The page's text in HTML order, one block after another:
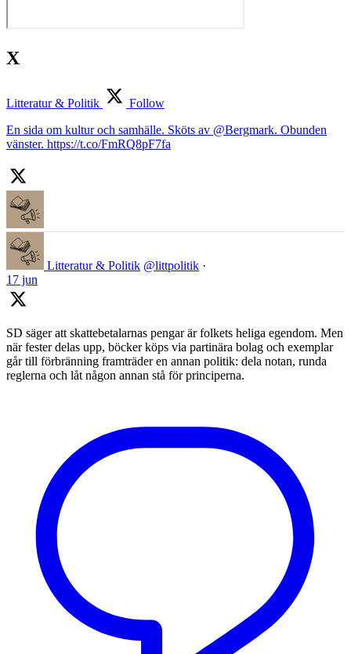
X
Litteratur & Politik
Follow
En sida om kultur och samhälle. Sköts av @Bergmark. Obunden
vänster. https://t.co/FmRQ8pF7fa
Litteratur & Politik @littpolitik ·
17 jun
SD säger att skattebetalarnas pengar är folkets heliga egendom. Men
när fester delas upp, böcker köps via partinära bolag och exemplar
går till förbränning framträder en annan politik: dela notan, runda
reglerna och låt någon annan stå för principerna.